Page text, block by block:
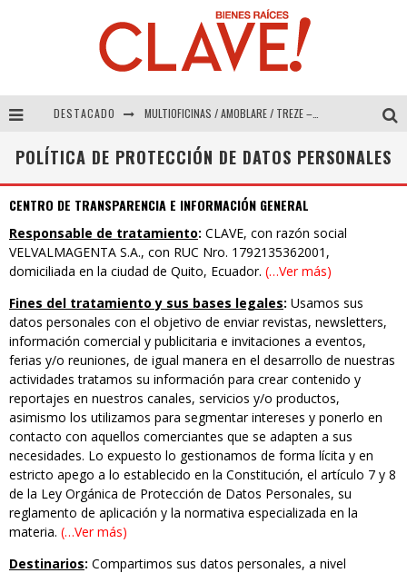
DESTACADO MULTIOFICINAS / AMOBLARE / TREZE – Especial Interiorismo & Decoración 2026
Abad Vergara Arquitectos – Especial Interiorismo & Decoración 2026
COLINEAL – Especial Interiorismo & Decoración 2026
POLÍTICA DE PROTECCIÓN DE DATOS PERSONALES
CENTRO DE TRANSPARENCIA E INFORMACIÓN GENERAL
Responsable de tratamiento: CLAVE, con razón social
VELVALMAGENTA S.A., con RUC Nro. 1792135362001,
domiciliada en la ciudad de Quito, Ecuador. (…Ver más)
Fines del tratamiento y sus bases legales: Usamos sus
datos personales con el objetivo de enviar revistas, newsletters,
información comercial y publicitaria e invitaciones a eventos,
ferias y/o reuniones, de igual manera en el desarrollo de nuestras
actividades tratamos su información para crear contenido y
reportajes en nuestros canales, servicios y/o productos,
asimismo los utilizamos para segmentar intereses y ponerlo en
contacto con aquellos comerciantes que se adapten a sus
necesidades. Lo expuesto lo gestionamos de forma lícita y en
estricto apego a lo establecido en la Constitución, el artículo 7 y 8
de la Ley Orgánica de Protección de Datos Personales, su
reglamento de aplicación y la normativa especializada en la
materia. (…Ver más)
Destinarios: Compartimos sus datos personales, a nivel